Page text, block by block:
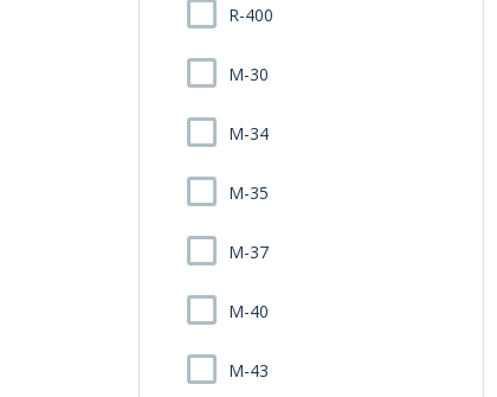
R-400
M-30
M-34
M-35
M-37
M-40
M-43